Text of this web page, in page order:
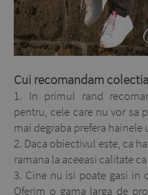
Cui recomandam
1. In primul rand
pentru, cele care nu vor sa
mai degraba prefera hainele
2. Daca obiectivul este, ca
ramana la aceeasi calitate
3. Cine nu isi poate gasi in
Oferim o gama larga de